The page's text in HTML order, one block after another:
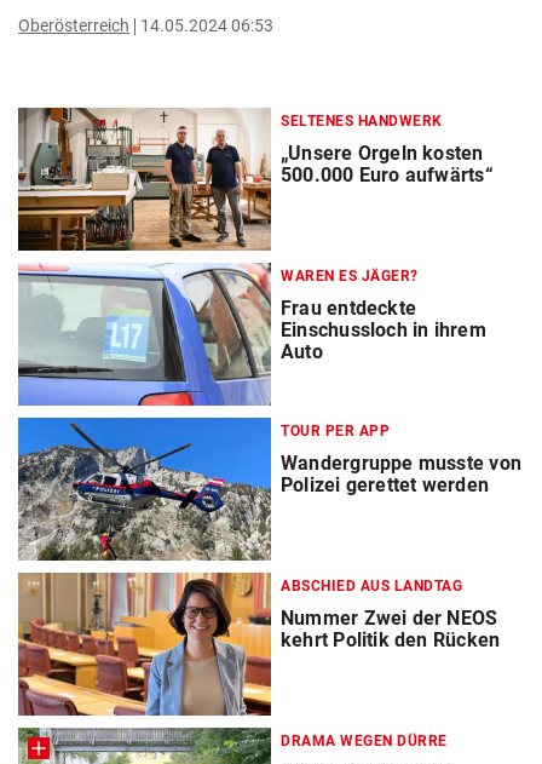
Oberösterreich 14.05.2024 06:53
SELTENES HANDWERK
„Unsere Orgeln kosten
500.000 Euro aufwärts“
WAREN ES JÄGER?
Frau entdeckte
Einschussloch in ihrem
Auto
TOUR PER APP
Wandergruppe musste von
Polizei gerettet werden
ABSCHIED AUS LANDTAG
Nummer Zwei der NEOS
kehrt Politik den Rücken
DRAMA WEGEN DÜRRE